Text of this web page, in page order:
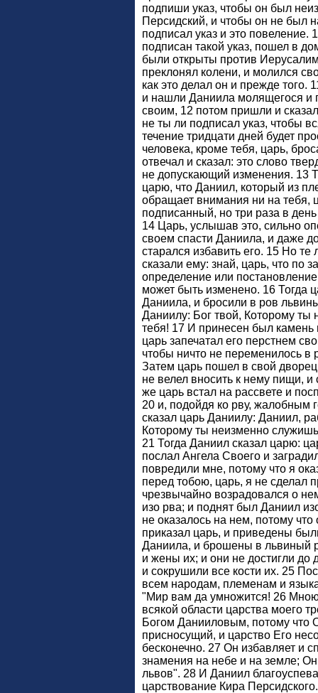
подпиши указ, чтобы он был
Персидский, и чтобы он не был
подписал указ и это повеление.
подписан такой указ, пошел в
были открыты против
преклонял колени, и молился
как это делал он и прежде того.
и нашли Даниила молящегося и
своим, 12 потом пришли и
не ты ли подписал указ, чтобы
течение тридцати дней будет
человека, кроме тебя, царь,
отвечал и сказал: это слово
не допускающий изменения. 13
царю, что Даниил, который из
обращает внимания ни на тебя,
подписанный, но три раза в
14 Царь, услышав это, сильно
своем спасти Даниила, и даже
старался избавить его. 15 Но
сказали ему: знай, царь, что по
определение или
может быть изменено. 16 Тогда
Даниила, и бросили в ров
Даниилу: Бог твой, Которому
тебя! 17 И принесен был камень
царь запечатал его перстнем
чтобы ничто не переменилось
Затем царь пошел в свой
не велел вносить к нему пищи,
же царь встал на рассвете и
20 и, подойдя ко рву, жалобным
сказал царь Даниилу: Даниил,
Которому ты неизменно
21 Тогда Даниил сказал царю:
послал Ангела Своего и
повредили мне, потому что я
перед тобою, царь, я не сделал
чрезвычайно возрадовался о
изо рва; и поднят был Даниил
не оказалось на нем, потому
приказал царь, и приведены
Даниила, и брошены в львиный
и жены их; и они не достигли до
и сокрушили все кости их. 25
всем народам, племенам и
"Мир вам да умножится! 26
всякой области царства моего
Богом Данииловым, потому что
присносущий, и царство Его
бесконечно. 27 Он избавляет и
знамения на небе и на земле;
львов". 28 И Даниил
царствование Кира Персидского.